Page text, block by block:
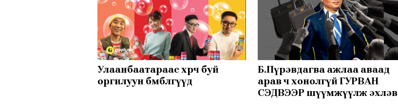
Улаанбаатараас хөөрч буй
оргилуун бөмбөлгүүд
Б.Пүрэвдагва ажлаа аваад
арав ч хонолгүй ГУРВАН
СЭДВЭЭР шүүмжүүлж эхлэв